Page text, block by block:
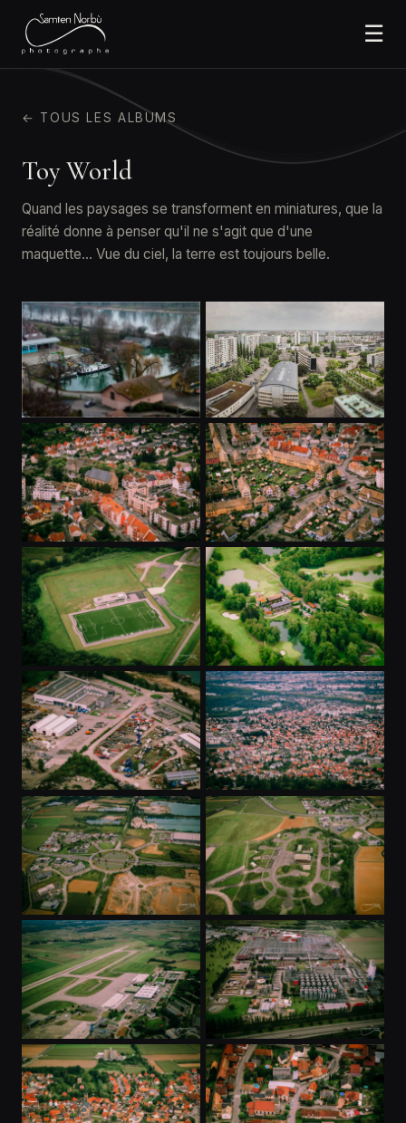
☰
← TOUS LES ALBUMS
Toy World
Quand les paysages se transforment en miniatures, que la
réalité donne à penser qu'il ne s'agit que d'une
maquette… Vue du ciel, la terre est toujours belle.